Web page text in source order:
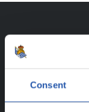
Consent